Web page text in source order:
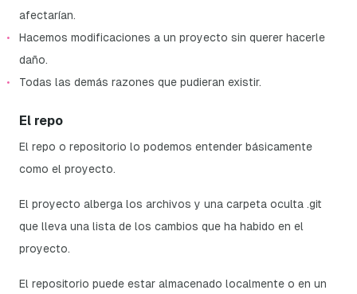
afectarían.
Hacemos modificaciones a un proyecto sin querer hacerle
daño.
Todas las demás razones que pudieran existir.
El repo
El repo o repositorio lo podemos entender básicamente
como el proyecto.
El proyecto alberga los archivos y una carpeta oculta .git
que lleva una lista de los cambios que ha habido en el
proyecto.
El repositorio puede estar almacenado localmente o en un